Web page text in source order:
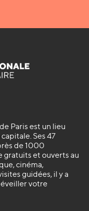
Paris est un lieu
Ses 47
de 1000
gratuits et ouverts au
cinéma,
guidées, il y a
votre